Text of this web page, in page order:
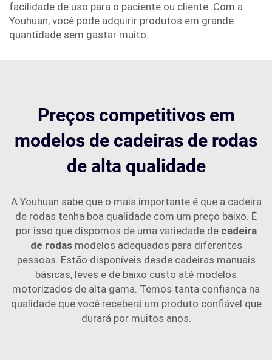
facilidade de uso para o paciente ou cliente. Com a
Youhuan, você pode adquirir produtos em grande
quantidade sem gastar muito.
Preços competitivos em
modelos de cadeiras de rodas
de alta qualidade
A Youhuan sabe que o mais importante é que a cadeira
de rodas tenha boa qualidade com um preço baixo. É
por isso que dispomos de uma variedade de cadeira
de rodas modelos adequados para diferentes
pessoas. Estão disponíveis desde cadeiras manuais
básicas, leves e de baixo custo até modelos
motorizados de alta gama. Temos tanta confiança na
qualidade que você receberá um produto confiável que
durará por muitos anos.